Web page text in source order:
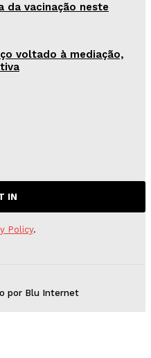
da vacinação neste
voltado à mediação,
IN
Policy.
por Blu Internet